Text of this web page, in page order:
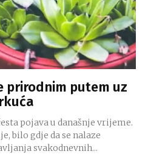
prirodnim putem uz
pojava u današnje vrijeme.
bilo gdje da se nalaze
svakodnevnih...